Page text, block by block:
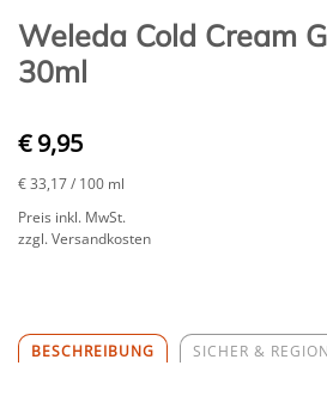
Weleda Cold Cream
30ml
€ 9,95
€ 33,17/ 100 ml
Preis inkl. MwSt.
zzgl. Versandkosten
BESCHREIBUNG SICHER &